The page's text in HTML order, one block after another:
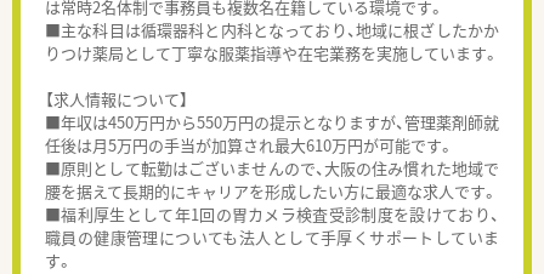
は常時2名体制で事務員も複数名在籍している環境です。
■主な科目は循環器科と内科となっており、地域に根ざしたかか
りつけ薬局として丁寧な服薬指導や在宅業務を実施しています。
【求人情報について】
■年収は450万円から550万円の提示となりますが、管理薬剤師就
任後は月5万円の手当が加算され最大610万円が可能です。
■原則として転勤はございませんので、大阪の住み慣れた地域で
腰を据えて長期的にキャリアを形成したい方に最適な求人です。
■福利厚生として年1回の胃カメラ検査受診制度を設けており、
職員の健康管理についても法人として手厚くサポートしていま
す。